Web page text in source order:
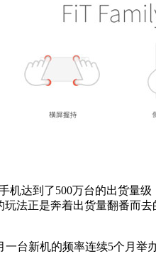
机达到了500万台的出货量
法正是奔着出货量翻番而
新机的频率连续5个月举